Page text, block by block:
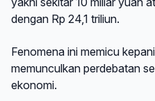
dengan Rp 24,1 triliun.
Fenomena ini memicu
memunculkan perdebatan
ekonomi.